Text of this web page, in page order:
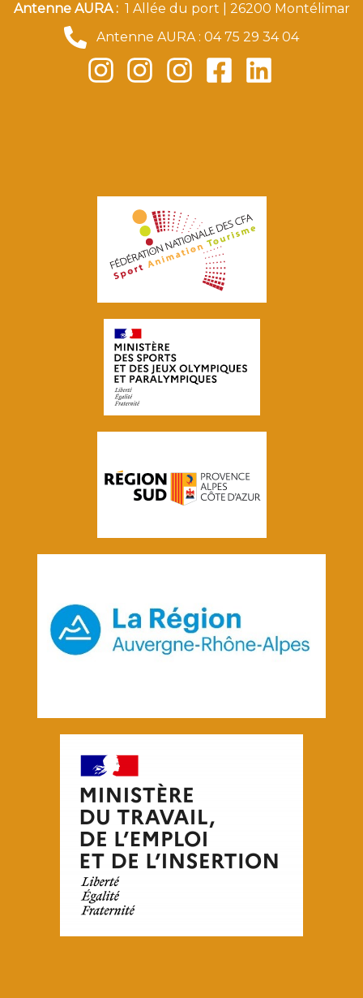
Antenne AURA : 1 Allée du port | 26200 Montélimar
Antenne AURA : 04 75 29 34 04